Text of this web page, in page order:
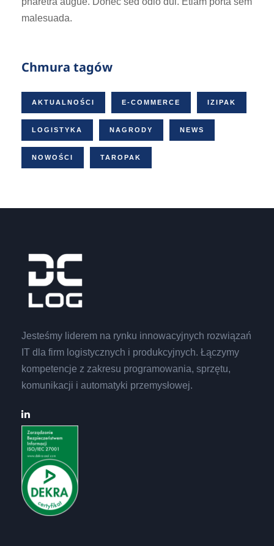
malesuada.
Chmura tagów
AKTUALNOŚCI E-COMMERCE IZIPAK
LOGISTYKA NAGRODY NEWS
NOWOŚCI TAROPAK
Jesteśmy liderem na rynku innowacyjnych rozwiązań
IT dla firm logistycznych i produkcyjnych. Łączymy
kompetencje z zakresu programowania, sprzętu,
komunikacji i automatyki przemysłowej.